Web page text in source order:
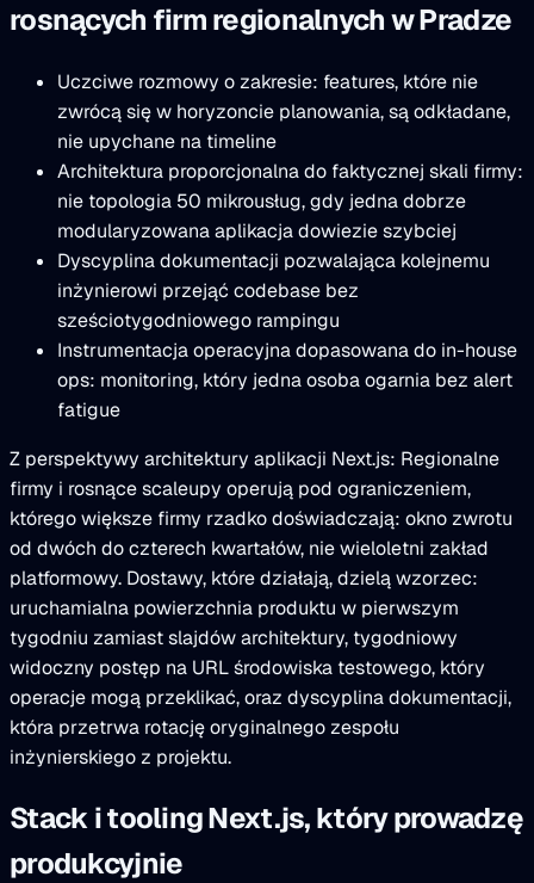
rosnących firm regionalnych w Pradze
Uczciwe rozmowy o zakresie: features, które nie
zwrócą się w horyzoncie planowania, są odkładane,
nie upychane na timeline
Architektura proporcjonalna do faktycznej skali firmy:
nie topologia 50 mikrousług, gdy jedna dobrze
modularyzowana aplikacja dowiezie szybciej
Dyscyplina dokumentacji pozwalająca kolejnemu
inżynierowi przejąć codebase bez
sześciotygodniowego rampingu
Instrumentacja operacyjna dopasowana do in-house
ops: monitoring, który jedna osoba ogarnia bez alert
fatigue
Z perspektywy architektury aplikacji Next.js: Regionalne
firmy i rosnące scaleupy operują pod ograniczeniem,
którego większe firmy rzadko doświadczają: okno zwrotu
od dwóch do czterech kwartałów, nie wieloletni zakład
platformowy. Dostawy, które działają, dzielą wzorzec:
uruchamialna powierzchnia produktu w pierwszym
tygodniu zamiast slajdów architektury, tygodniowy
widoczny postęp na URL środowiska testowego, który
operacje mogą przeklikać, oraz dyscyplina dokumentacji,
która przetrwa rotację oryginalnego zespołu
inżynierskiego z projektu.
Stack i tooling Next.js, który prowadzę
produkcyjnie